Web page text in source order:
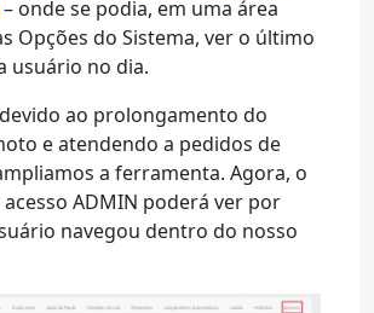
– onde se podia, em uma área
Opções do Sistema, ver o último
usuário no dia.
ao prolongamento do
e atendendo a pedidos de
a ferramenta. Agora, o
ADMIN poderá ver por
navegou dentro do nosso